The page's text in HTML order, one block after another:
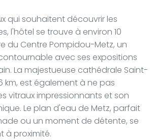
qui souhaitent découvrir les
l'hôtel se trouve à environ 10
du Centre Pompidou-Metz, un
avec ses expositions
La majestueuse cathédrale Saint-
km, est également à ne pas
vitraux impressionnants et son
Le plan d'eau de Metz, parfait
ou un moment de détente, se
à proximité.